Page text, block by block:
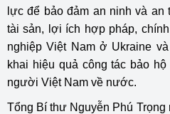
lực để bảo đảm an ninh và an
tài sản, lợi ích hợp pháp,
nghiệp Việt Nam ở Ukraine
khai hiệu quả công tác bảo
người Việt Nam về nước.
Tổng Bí thư Nguyễn Phú Trọng